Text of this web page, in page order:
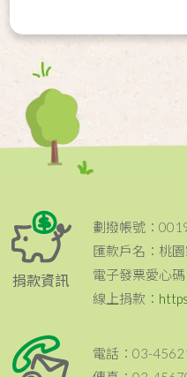
捐款資訊
劃撥帳號：
匯款戶名：桃
電子發票愛心
線上捐款：
電話：03-